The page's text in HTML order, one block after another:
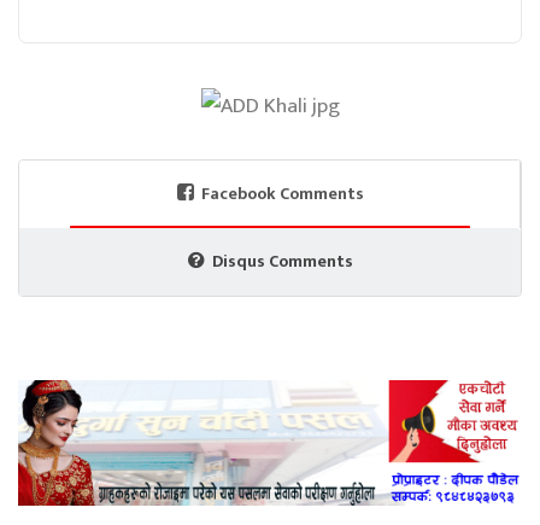
Facebook Comments
Disqus Comments